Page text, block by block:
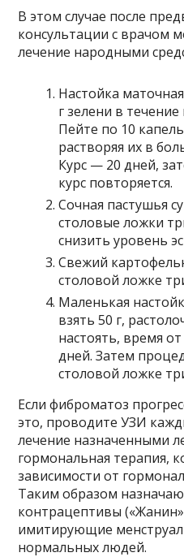
В этом случае после
консультации с врачом
лечение народными
Настойка
г зелени в
Пейте по 10
растворяя их в
Курс — 20 дней,
курс повторяется.
Сочная пастушья
столовые ложки
снизить уровень
Свежий
столовой ложке
Маленькая
взять 50 г,
настоять, время
дней. Затем
столовой ложке
Если фиброматоз
это, проводите УЗИ
лечение назначенными
гормональная терапия,
зависимости от
Таким образом
контрацептивы
имитирующие
нормальных людей.